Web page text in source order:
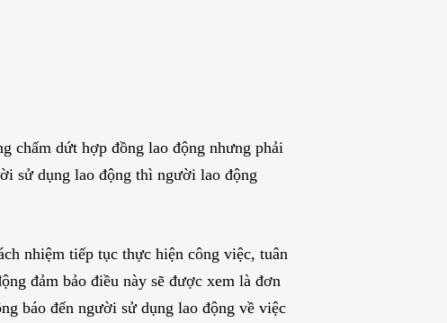
chấm dứt hợp đồng lao động nhưng phải
sử dụng lao động thì người lao động
nhiệm tiếp tục thực hiện công việc, tuân
đảm bảo điều này sẽ được xem là đơn
báo đến người sử dụng lao động về việc